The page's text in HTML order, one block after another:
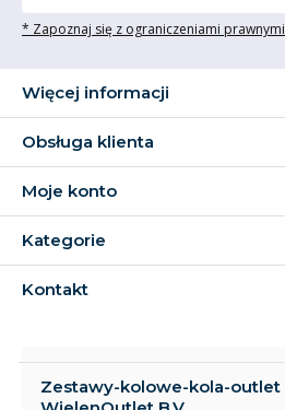
* Zapoznaj się z ograniczeniami prawnymi
Więcej informacji
Obsługa klienta
Moje konto
Kategorie
Kontakt
Zestawy-kolowe-kola-outlet